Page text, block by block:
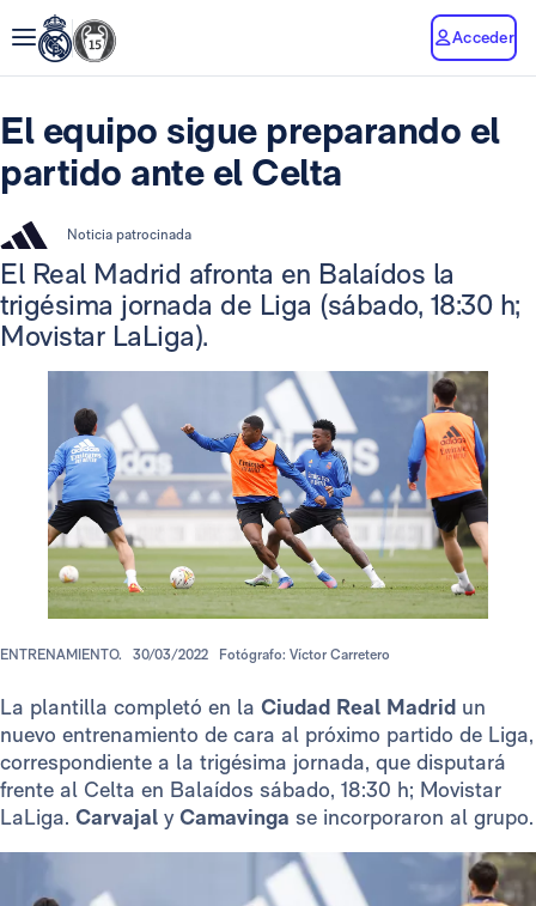
Acceder
El equipo sigue preparando el
partido ante el Celta
Noticia patrocinada
El Real Madrid afronta en Balaídos la
trigésima jornada de Liga (sábado, 18:30 h;
Movistar LaLiga).
ENTRENAMIENTO. 30/03/2022 Fotógrafo: Víctor Carretero
La plantilla completó en la Ciudad Real Madrid un
nuevo entrenamiento de cara al próximo partido de Liga,
correspondiente a la trigésima jornada, que disputará
frente al Celta en Balaídos sábado, 18:30 h; Movistar
LaLiga. Carvajal yCamavinga se incorporaron al grupo.